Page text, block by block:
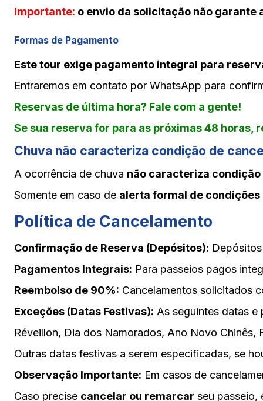
Importante: o envio da solicitação não garante
Formas de Pagamento
Este tour exige pagamento integral para
Entraremos em contato por WhatsApp para
Reservas de última hora? Fale com a gente!
Se sua reserva for para as próximas 48
Chuva não caracteriza condição de
A ocorrência de chuva não caracteriza
Somente em caso de alerta formal de
Política de Cancelamento
Confirmação de Reserva (Depósitos):
Pagamentos Integrais: Para passeios pagos
Reembolso de 90%: Cancelamentos solicitados
Exceções (Datas Festivas): As seguintes datas
Réveillon, Dia dos Namorados, Ano Novo Chinês,
Outras datas festivas a serem especificadas, se
Observação Importante: Em casos de
Caso precise cancelar ou remarcar seu